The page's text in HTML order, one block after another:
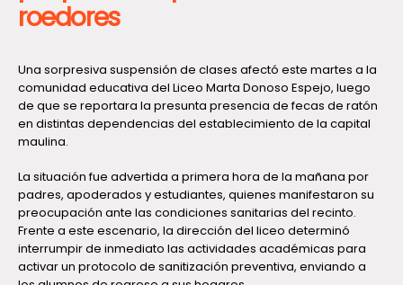
roedores
Una sorpresiva suspensión de clases afectó este martes a la
comunidad educativa del Liceo Marta Donoso Espejo, luego
de que se reportara la presunta presencia de fecas de ratón
en distintas dependencias del establecimiento de la capital
maulina.
La situación fue advertida a primera hora de la mañana por
padres, apoderados y estudiantes, quienes manifestaron su
preocupación ante las condiciones sanitarias del recinto.
Frente a este escenario, la dirección del liceo determinó
interrumpir de inmediato las actividades académicas para
activar un protocolo de sanitización preventiva, enviando a